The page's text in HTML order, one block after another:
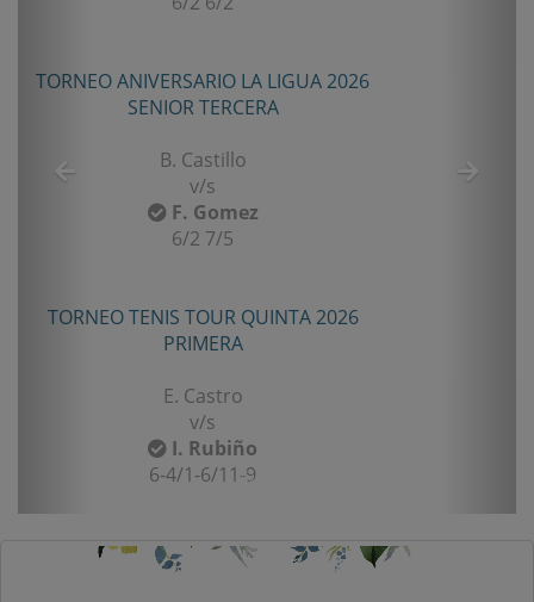
TORNEO ANIVERSARIO LA LIGUA 2026
SENIOR TERCERA
B. Castillo
v/s
F. Gomez
6/2 7/5
TORNEO TENIS TOUR QUINTA 2026
PRIMERA
E. Castro
v/s
I. Rubiño
6-4/1-6/11-9